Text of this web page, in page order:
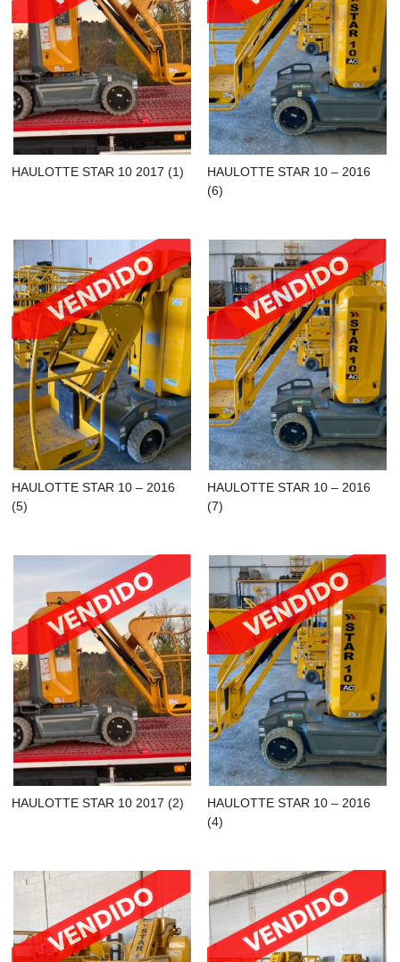
HAULOTTE STAR 10 2017 (1)
HAULOTTE STAR 10 – 2016
(6)
HAULOTTE STAR 10 – 2016
(5)
HAULOTTE STAR 10 – 2016
(7)
HAULOTTE STAR 10 2017 (2)
HAULOTTE STAR 10 – 2016
(4)